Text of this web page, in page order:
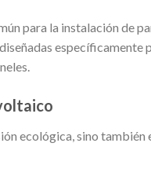
para la instalación de
específicamente
ecológica, sino